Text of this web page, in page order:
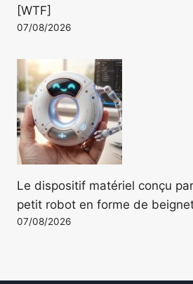
[WTF]
07/08/2026
Le dispositif matériel conçu
petit robot en forme de
07/08/2026